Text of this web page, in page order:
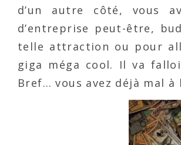
d’un autre côté, vous
d’entreprise peut-être,
telle attraction ou pour
giga méga cool. Il va
Bref… vous avez déjà mal